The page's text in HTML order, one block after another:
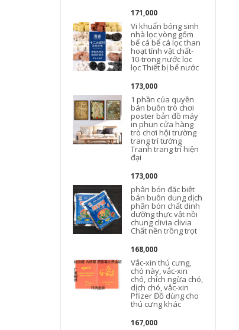
171,000
Vi khuẩn bóng sinh
nhà lọc vòng gốm
bể cá bể cá lọc than
hoạt tính vật chất-
10-trong nước lọc
lọc Thiết bị bể nước
173,000
1 phần của quyền
bán buôn trò chơi
poster bản đồ máy
in phun cửa hàng
trò chơi hội trường
trang trí tường
Tranh trang trí hiện
đại
173,000
phân bón đặc biệt
bán buôn dung dịch
phân bón chất dinh
dưỡng thực vật nồi
chung clivia clivia
Chất nền trồng trọt
168,000
Vắc-xin thú cưng,
chó này, vắc-xin
chó, chích ngừa chó,
dịch chó, vắc-xin
Pfizer Đồ dùng cho
thú cưng khác
167,000